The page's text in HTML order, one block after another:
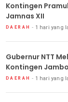
Kontingen
Jamnas XII
DAERAH 1 hari yang
Gubernur NTT
Kontingen
DAERAH 1 hari yang